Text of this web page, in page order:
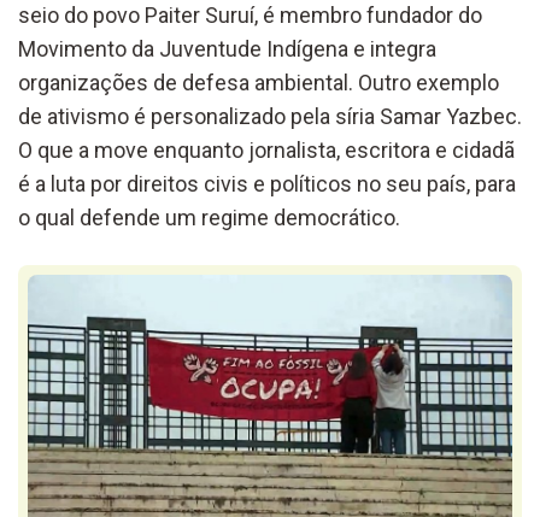
seio do povo Paiter Suruí, é membro fundador do
Movimento da Juventude Indígena e integra
organizações de defesa ambiental. Outro exemplo
de ativismo é personalizado pela síria Samar Yazbec.
O que a move enquanto jornalista, escritora e cidadã
é a luta por direitos civis e políticos no seu país, para
o qual defende um regime democrático.